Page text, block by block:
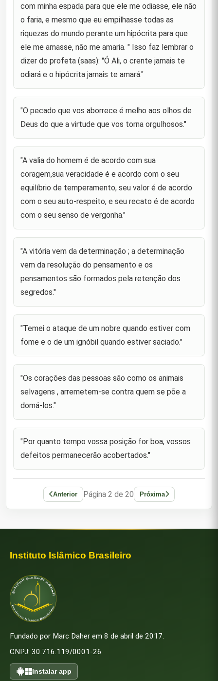
64 "A escassez de amigos denota estranheza."
65
"Deixar de se ter o que se necessita é mais fácil do
que se pedir a uma pessoa inadequada."
66
"Não vos sintais envergonhados por pouco dardes
porquanto a recusa é menos que isso."
gratidão é o adorno da riqueza."
"Se o que tendes em mira não se tornar realidade,
não vos preocupeis em serdes como sois."
69
"Não encontrareis uma pessoa ignorante , a não
70
"À medida que a inteligência aumenta , a fala
71
"O tempo consome os corpos , renova os desejos ,
aquele que tiver sucesso com ele encontrará
72
"Aquele que se colocar como líder das pessoas terá
que começar por educar a si próprio antes de
educar aos outros; e seu ensinamento terá de ser
pela sua própri
73 "O inspirar do homem é um passo rumo à morte."
74
"Todas as coisas com as quais se conta passarão ,
e todas as coisas, as quais se espera, virão."
ser apreciados de acordo com os primeiros."
77
Um homem quis saber de Príncipe dos Fiéis (as):
"Será que o irmos combater os sírios foi destinado
78
"Aprendei sábios pontos desde onde possam estar,
porquanto se um dizer sábio se encontrar no peito
de um hipócrita , ele se alvoroçará até que se
liberte e se a
"Um dizer sábio é um artigo perdido de um crente.
Portanto, aprendei os dizeres sábios, embora
sejam de pessoas hipócritas."
"A dignidade de cada homem fica por conta das
"Comunico-vos cinco coisas em busca das quais,
dignas. Nenhum de vós deve depositar esperança
senão em Deus; nenh
82
Príncipe dos Fiéis (as) disse para um homem que
muito o louvava, embora este não o admirasse: "
Eu estou abaixo do que expressas e acima do que
83
"Os sobreviventes de uma batalha são em grande
com minha espada para que ele me odiasse, ele não
o faria, e mesmo que eu empilhasse todas as
riquezas do mundo perante um hipócrita para que
ele me amasse, não me amaria. " Isso faz lembrar o
dizer do profeta (saas): "Ó Ali, o crente jamais te
odiará e o hipócrita jamais te amará."
"O pecado que vos aborrece é melho aos olhos de
Deus do que a virtude que vos torna orgulhosos."
"A valia do homem é de acordo com sua
coragem,sua veracidade é e acordo com o seu
equilíbrio de temperamento, seu valor é de acordo
com o seu auto-respeito, e seu recato é de acordo
com o seu senso de vergonha."
"A vitória vem da determinação ; a determinação
vem da resolução do pensamento e os
pensamentos são formados pela retenção dos
segredos."
"Temei o ataque de um nobre quando estiver com
fome e o de um ignóbil quando estiver saciado."
"Os corações das pessoas são como os animais
selvagens , arremetem-se contra quem se põe a
domá-los."
"Por quanto tempo vossa posição for boa, vossos
defeitos permanecerão acobertados."
Anterior Página 2 de 20 Próxima
Instituto Islâmico Brasileiro
Fundado por Marc Daher em 8 de abril de 2017.
CNPJ: 30.716.119/0001-26
Instalar app